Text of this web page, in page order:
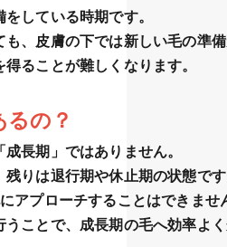
している時期です。
、皮膚の下では新しい毛の準
ることが難しくなります。
の？
長期」ではありません。
りは退行期や休止期の状態です
アプローチすることはできませ
ことで、成長期の毛へ効率よ